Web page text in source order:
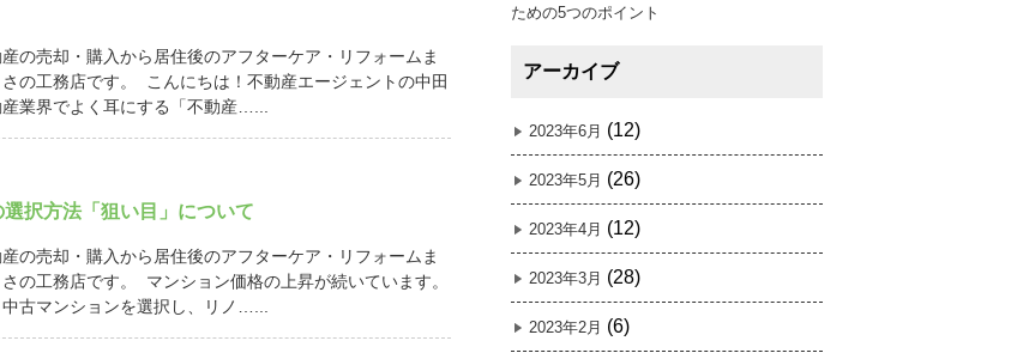
の売却・購入から居住後のアフターケア・リフォームま
の工務店です。 こんにちは！不動産エージェントの中田
業界でよく耳にする「不動産…...
択方法「狙い目」について
の売却・購入から居住後のアフターケア・リフォームま
の工務店です。 マンション価格の上昇が続いています。
古マンションを選択し、リノ…...
ための5つのポイント
アーカイブ
2023年6月 (12)
2023年5月 (26)
2023年4月 (12)
2023年3月 (28)
2023年2月 (6)